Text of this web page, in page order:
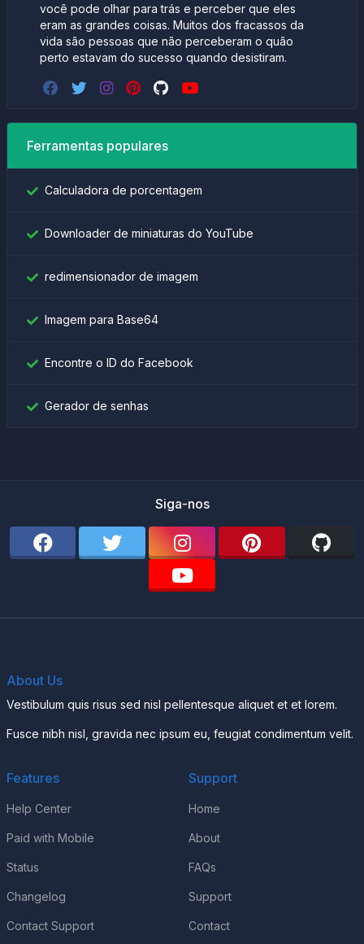
você pode olhar para trás e perceber que eles
eram as grandes coisas. Muitos dos fracassos da
vida são pessoas que não perceberam o quão
perto estavam do sucesso quando desistiram.
Ferramentas populares
Calculadora de porcentagem
Downloader de miniaturas do YouTube
redimensionador de imagem
Imagem para Base64
Encontre o ID do Facebook
Gerador de senhas
Siga-nos
About Us
Vestibulum quis risus sed nisl pellentesque aliquet et et lorem.
Fusce nibh nisl, gravida nec ipsum eu, feugiat condimentum velit.
Features
Help Center
Paid with Mobile
Status
Changelog
Contact Support
Support
Home
About
FAQs
Support
Contact